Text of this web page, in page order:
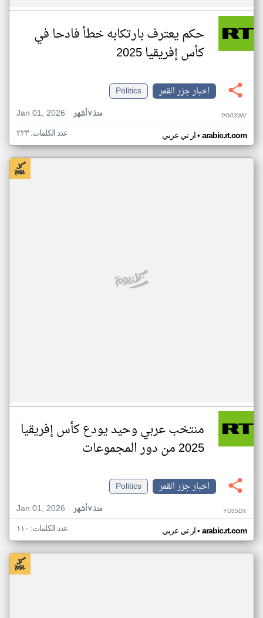
حكم يعترف بارتكابه خطأ فادحا في
كأس إفريقيا 2025
اخبار جزر القمر
Politics
Jan 01, 2026
منذ ٧ أشهر PG03WV
ار تي عربي• arabic.rt.com عدد الكلمات: ٢٢٣
منتخب عربي وحيد يودع كأس إفريقيا
2025 من دور المجموعات
اخبار جزر القمر
Politics
Jan 01, 2026
منذ ٧ أشهر YU55DX
ار تي عربي• arabic.rt.com عدد الكلمات: ١١٠